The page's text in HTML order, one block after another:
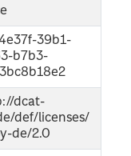
39b1-
b7b3-
dcat-
def/licenses/
de/2.0